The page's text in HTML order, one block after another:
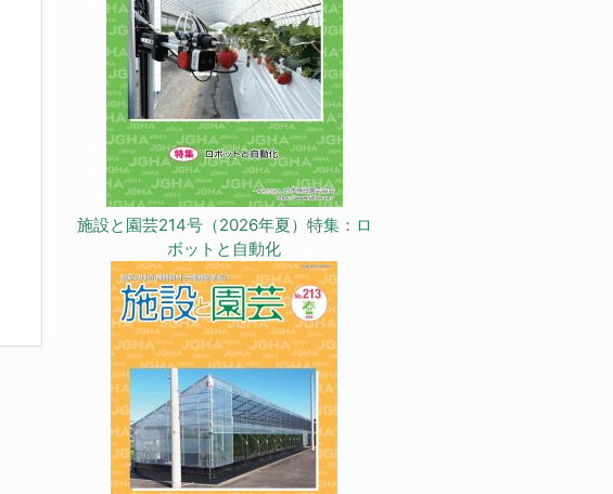
施設と園芸214号（2026年夏）特集：ロ
ボットと自動化